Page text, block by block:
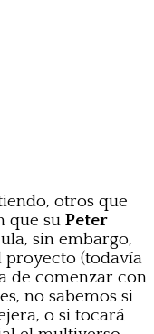
otros que
que su Peter
sin embargo,
proyecto (todavía
de comenzar con
no sabemos si
o si tocará